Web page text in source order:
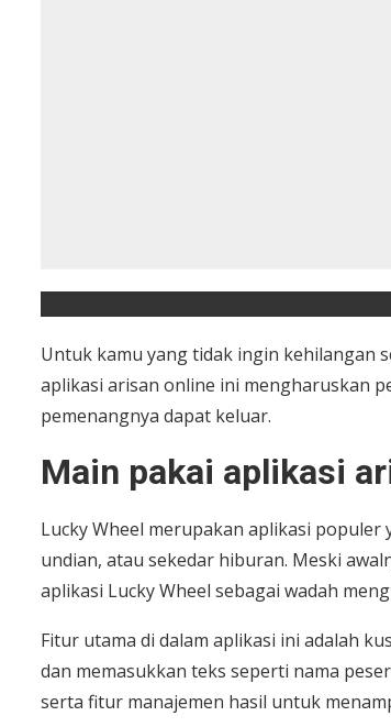
Untuk kamu yang tidak ingin kehilangan
aplikasi arisan online ini mengharuskan
pemenangnya dapat keluar.
Main pakai aplikasi
Lucky Wheel merupakan aplikasi
undian, atau sekedar hiburan. Meski
aplikasi Lucky Wheel sebagai wadah
Fitur utama di dalam aplikasi ini adalah
dan memasukkan teks seperti nama
serta fitur manajemen hasil untuk